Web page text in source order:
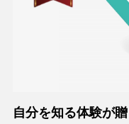
自分を知る体験が